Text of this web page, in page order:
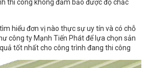
thi công không đảm bảo được độ chắc
hiểu đơn vị nào thực sự uy tín và có chỗ
công ty Mạnh Tiến Phát để lựa chọn sản
tốt nhất cho công trình đang thi công